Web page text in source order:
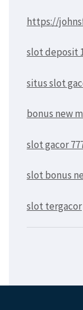
https://
slot deposit
situs slot
bonus new
slot gacor
slot bonus
slot tergacor